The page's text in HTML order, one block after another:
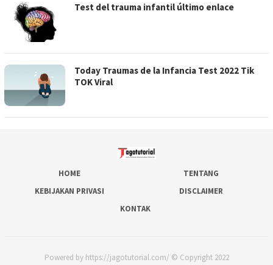
Test del trauma infantil último enlace
Today Traumas de la Infancia Test 2022 Tik
TOK Viral
HOME
TENTANG
KEBIJAKAN PRIVASI
DISCLAIMER
KONTAK
Powered by https://jagotutorial.com/ © Copyright 2022